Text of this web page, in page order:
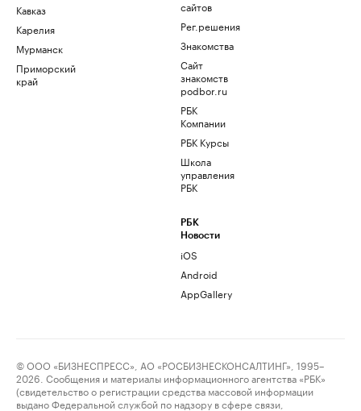
Кавказ
Карелия
Мурманск
Приморский
край
сайтов
Рег.решения
Знакомства
Сайт
знакомств
podbor.ru
РБК
Компании
РБК Курсы
Школа
управления
РБК
РБК
Новости
iOS
Android
AppGallery
© ООО «БИЗНЕСПРЕСС», АО «РОСБИЗНЕСКОНСАЛТИНГ», 1995–
2026. Сообщения и материалы информационного агентства «РБК»
(свидетельство о регистрации средства массовой информации
выдано Федеральной службой по надзору в сфере связи,